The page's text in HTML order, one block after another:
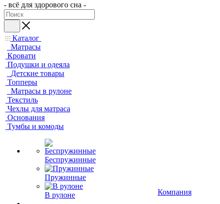
- всё для здорового сна -
Каталог
Матрасы
Кровати
Подушки и одеяла
Детские товары
Топперы
Матрасы в рулоне
Текстиль
Чехлы для матраса
Основания
Тумбы и комоды
Беспружинные
Пружинные
В рулоне
Компания